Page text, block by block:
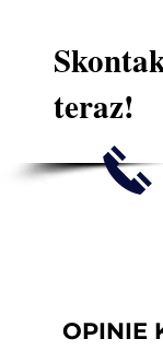
teraz!
OPINIE